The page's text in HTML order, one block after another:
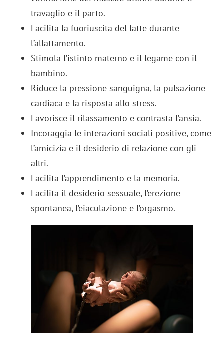
travaglio e il parto.
Facilita la fuoriuscita del latte durante
l’allattamento.
Stimola l’istinto materno e il legame con il
bambino.
Riduce la pressione sanguigna, la pulsazione
cardiaca e la risposta allo stress.
Favorisce il rilassamento e contrasta l’ansia.
Incoraggia le interazioni sociali positive, come
l’amicizia e il desiderio di relazione con gli
altri.
Facilita l’apprendimento e la memoria.
Facilita il desiderio sessuale, l’erezione
spontanea, l’eiaculazione e l’orgasmo.